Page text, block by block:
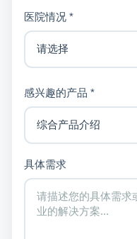
医院情况 *
感兴趣的产品 *
具体需求